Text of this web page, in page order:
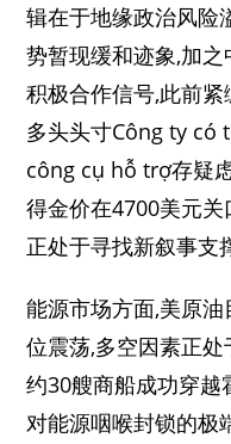
辑在于地缘政治风险
势暂现缓和迹象,加
积极合作信号,此前
多头头寸Công ty
công cụ hỗ trợ存疑
得金价在4700美元
正处于寻找新叙事支
能源市场方面,美原
位震荡,多空因素正
约30艘商船成功穿越
对能源咽喉封锁的极